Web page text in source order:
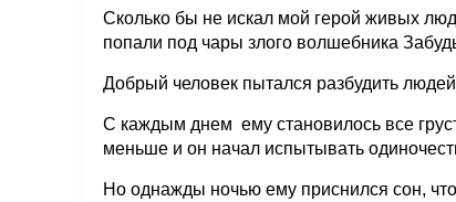
Сколько бы не искал мой герой живых
попали под чары злого волшебника
Добрый человек пытался разбудить
С каждым днем ему становилось все
меньше и он начал испытывать
Но однажды ночью ему приснился сон,